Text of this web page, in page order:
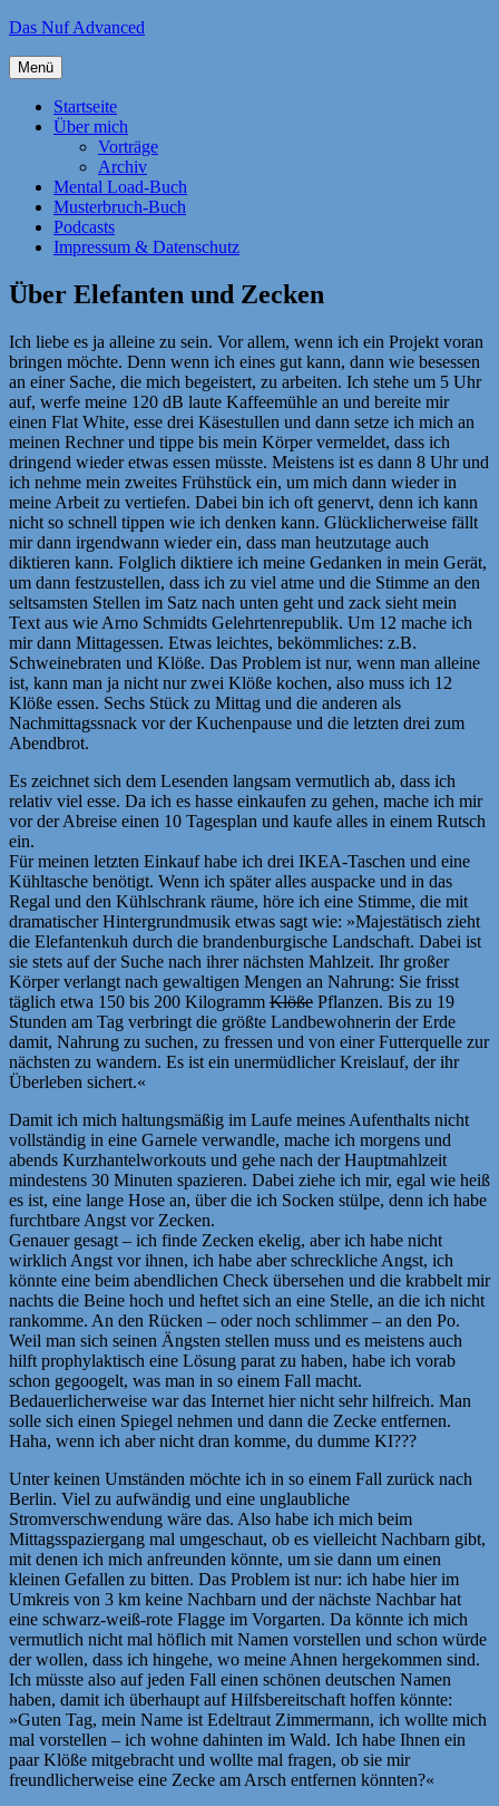
Zum
springen
Das Nuf Advanced
Menü
Startseite
Über mich
Vorträge
Archiv
Mental Load-Buch
Musterbruch-Buch
Podcasts
Impressum & Datenschutz
Über Elefanten und Zecken
Ich liebe es ja alleine zu sein. Vor allem, wenn ich ein Projekt voran
bringen möchte. Denn wenn ich eines gut kann, dann wie besessen
an einer Sache, die mich begeistert, zu arbeiten. Ich stehe um 5 Uhr
auf, werfe meine 120 dB laute Kaffeemühle an und bereite mir
einen Flat White, esse drei Käsestullen und dann setze ich mich an
meinen Rechner und tippe bis mein Körper vermeldet, dass ich
dringend wieder etwas essen müsste. Meistens ist es dann 8 Uhr und
ich nehme mein zweites Frühstück ein, um mich dann wieder in
meine Arbeit zu vertiefen. Dabei bin ich oft genervt, denn ich kann
nicht so schnell tippen wie ich denken kann. Glücklicherweise fällt
mir dann irgendwann wieder ein, dass man heutzutage auch
diktieren kann. Folglich diktiere ich meine Gedanken in mein Gerät,
um dann festzustellen, dass ich zu viel atme und die Stimme an den
seltsamsten Stellen im Satz nach unten geht und zack sieht mein
Text aus wie Arno Schmidts Gelehrtenrepublik. Um 12 mache ich
mir dann Mittagessen. Etwas leichtes, bekömmliches: z.B.
Schweinebraten und Klöße. Das Problem ist nur, wenn man alleine
ist, kann man ja nicht nur zwei Klöße kochen, also muss ich 12
Klöße essen. Sechs Stück zu Mittag und die anderen als
Nachmittagssnack vor der Kuchenpause und die letzten drei zum
Abendbrot.
Es zeichnet sich dem Lesenden langsam vermutlich ab, dass ich
relativ viel esse. Da ich es hasse einkaufen zu gehen, mache ich mir
vor der Abreise einen 10 Tagesplan und kaufe alles in einem Rutsch
ein.
Für meinen letzten Einkauf habe ich drei IKEA-Taschen und eine
Kühltasche benötigt. Wenn ich später alles auspacke und in das
Regal und den Kühlschrank räume, höre ich eine Stimme, die mit
dramatischer Hintergrundmusik etwas sagt wie: »Majestätisch zieht
die Elefantenkuh durch die brandenburgische Landschaft. Dabei ist
sie stets auf der Suche nach ihrer nächsten Mahlzeit. Ihr großer
Körper verlangt nach gewaltigen Mengen an Nahrung: Sie frisst
täglich etwa 150 bis 200 Kilogramm Klöße Pflanzen. Bis zu 19
Stunden am Tag verbringt die größte Landbewohnerin der Erde
damit, Nahrung zu suchen, zu fressen und von einer Futterquelle zur
nächsten zu wandern. Es ist ein unermüdlicher Kreislauf, der ihr
Überleben sichert.«
Damit ich mich haltungsmäßig im Laufe meines Aufenthalts nicht
vollständig in eine Garnele verwandle, mache ich morgens und
abends Kurzhantelworkouts und gehe nach der Hauptmahlzeit
mindestens 30 Minuten spazieren. Dabei ziehe ich mir, egal wie heiß
es ist, eine lange Hose an, über die ich Socken stülpe, denn ich habe
furchtbare Angst vor Zecken.
Genauer gesagt – ich finde Zecken ekelig, aber ich habe nicht
wirklich Angst vor ihnen, ich habe aber schreckliche Angst, ich
könnte eine beim abendlichen Check übersehen und die krabbelt mir
nachts die Beine hoch und heftet sich an eine Stelle, an die ich nicht
rankomme. An den Rücken – oder noch schlimmer – an den Po.
Weil man sich seinen Ängsten stellen muss und es meistens auch
hilft prophylaktisch eine Lösung parat zu haben, habe ich vorab
schon gegoogelt, was man in so einem Fall macht.
Bedauerlicherweise war das Internet hier nicht sehr hilfreich. Man
solle sich einen Spiegel nehmen und dann die Zecke entfernen.
Haha, wenn ich aber nicht dran komme, du dumme KI???
Unter keinen Umständen möchte ich in so einem Fall zurück nach
Berlin. Viel zu aufwändig und eine unglaubliche
Stromverschwendung wäre das. Also habe ich mich beim
Mittagsspaziergang mal umgeschaut, ob es vielleicht Nachbarn gibt,
mit denen ich mich anfreunden könnte, um sie dann um einen
kleinen Gefallen zu bitten. Das Problem ist nur: ich habe hier im
Umkreis von 3 km keine Nachbarn und der nächste Nachbar hat
eine schwarz-weiß-rote Flagge im Vorgarten. Da könnte ich mich
vermutlich nicht mal höflich mit Namen vorstellen und schon würde
der wollen, dass ich hingehe, wo meine Ahnen hergekommen sind.
Ich müsste also auf jeden Fall einen schönen deutschen Namen
haben, damit ich überhaupt auf Hilfsbereitschaft hoffen könnte:
»Guten Tag, mein Name ist Edeltraut Zimmermann, ich wollte mich
mal vorstellen – ich wohne dahinten im Wald. Ich habe Ihnen ein
paar Klöße mitgebracht und wollte mal fragen, ob sie mir
freundlicherweise eine Zecke am Arsch entfernen könnten?«